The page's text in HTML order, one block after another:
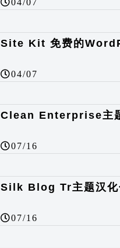
04/07
07/16
Silk Blog Tr主题汉化
07/16